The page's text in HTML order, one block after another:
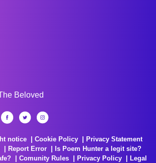
Beloved
notice Cookie Policy
Privacy Statement
Report Error
Is Poem Hunter a legit site?
Comunity Rules Privacy Policy Legal